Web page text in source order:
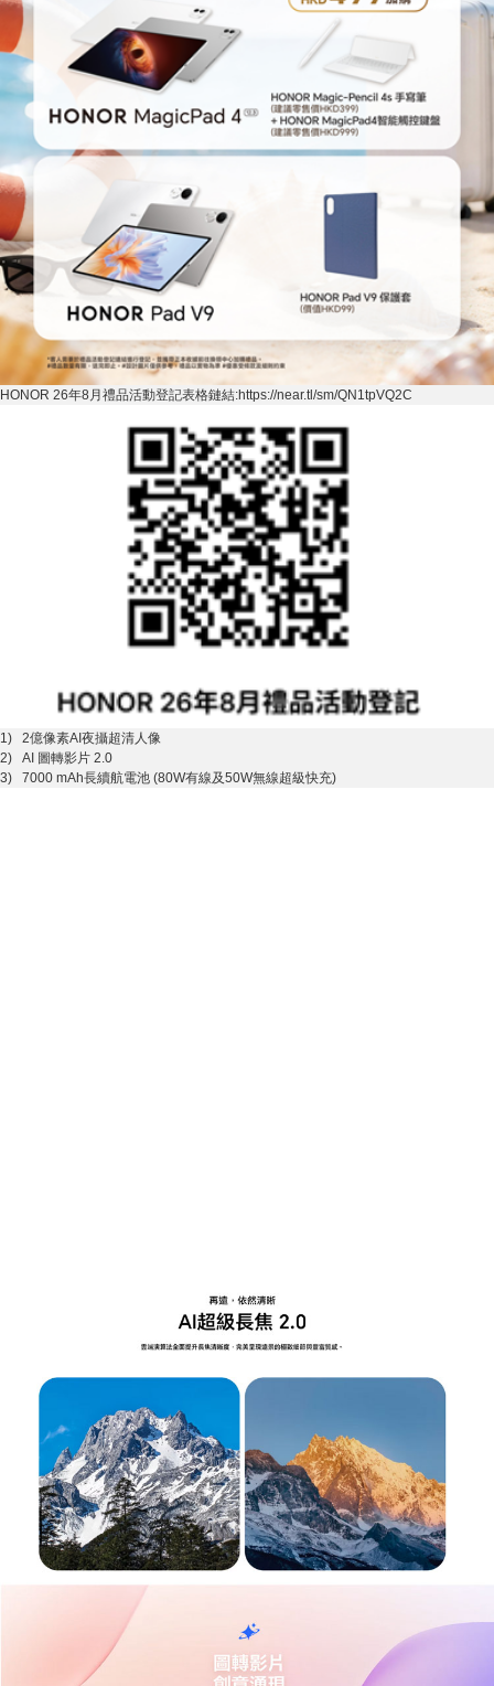
HONOR 26年8 月禮品活動登記表格鏈結:https://near.tl/sm/QN1tpVQ2C
1) 2億像素AI夜攝超清人像
2) AI 圖轉影片 2.0
3) 7000 mAh長續航電池 (80W有線及50W無線超級快充)